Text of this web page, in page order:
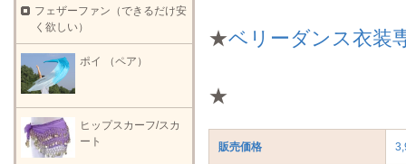
★ベリーダンス衣装
★
販売価格
フェザーファン（できるだけ安
く欲しい）
ポイ （ペア）
ヒップスカーフ/スカ
ート